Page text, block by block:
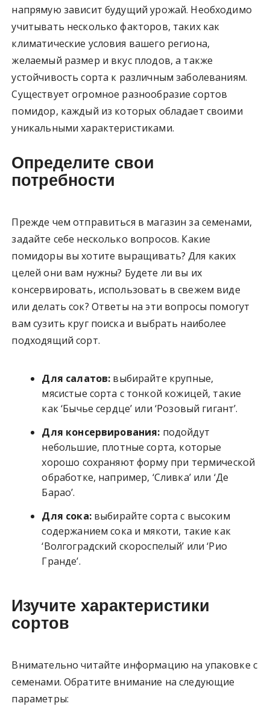
напрямую зависит будущий урожай. Необходимо
учитывать несколько факторов, таких как
климатические условия вашего региона,
желаемый размер и вкус плодов, а также
устойчивость сорта к различным заболеваниям.
Существует огромное разнообразие сортов
помидор, каждый из которых обладает своими
уникальными характеристиками.
Определите свои
потребности
Прежде чем отправиться в магазин за семенами,
задайте себе несколько вопросов. Какие
помидоры вы хотите выращивать? Для каких
целей они вам нужны? Будете ли вы их
консервировать, использовать в свежем виде
или делать сок? Ответы на эти вопросы помогут
вам сузить круг поиска и выбрать наиболее
подходящий сорт.
Для салатов: выбирайте крупные,
мясистые сорта с тонкой кожицей, такие
как ‘Бычье сердце’ или ‘Розовый гигант’.
Для консервирования: подойдут
небольшие, плотные сорта, которые
хорошо сохраняют форму при термической
обработке, например, ‘Сливка’ или ‘Де
Барао’.
Для сока:выбирайте сорта с высоким
содержанием сока и мякоти, такие как
‘Волгоградский скороспелый’ или ‘Рио
Гранде’.
Изучите характеристики
сортов
Внимательно читайте информацию на упаковке с
семенами. Обратите внимание на следующие
параметры: